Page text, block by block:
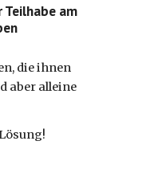
am
die ihnen
aber alleine